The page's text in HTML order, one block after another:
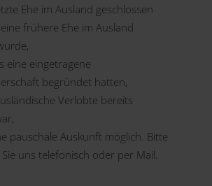
Ehe im Ausland geschlossen
frühere Ehe im Ausland
eine eingetragene
begründet hatten,
Verlobte bereits
pauschale Auskunft möglich. Bitte
uns telefonisch oder per Mail.